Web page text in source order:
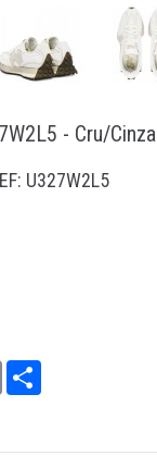
- Cru/Cinza
U327W2L5
Email